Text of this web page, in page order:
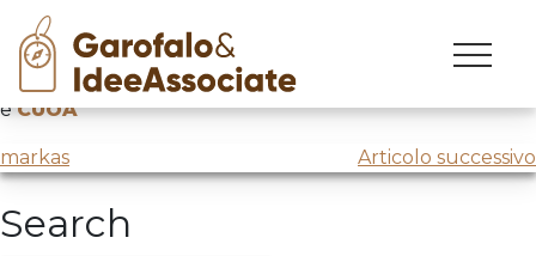
Skip
content
Talking about innovation insieme ad
eCUOA
Navigazione
articoli
markas Articolo successivo
Search